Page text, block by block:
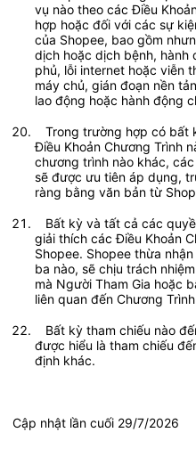
vụ nào theo các Điều
hợp hoặc đối với các sự
của Shopee, bao gồm
dịch hoặc dịch bệnh, hành
phủ, lỗi internet hoặc viễn
máy chủ, gián đoạn nền
lao động hoặc hành động
   Trong trường hợp có bất kỳ sự mâu thuẫn nào giữa các
Điều Khoản Chương Trình
chương trình nào khác,
sẽ được ưu tiên áp dụng,
ràng bằng văn bản từ
giải thích các Điều Khoản
Shopee. Shopee thừa
ba nào, sẽ chịu trách
mà Người Tham Gia hoặc
được hiểu là tham chiếu
định khác.
Cập nhật lần cuối 29/7/2026